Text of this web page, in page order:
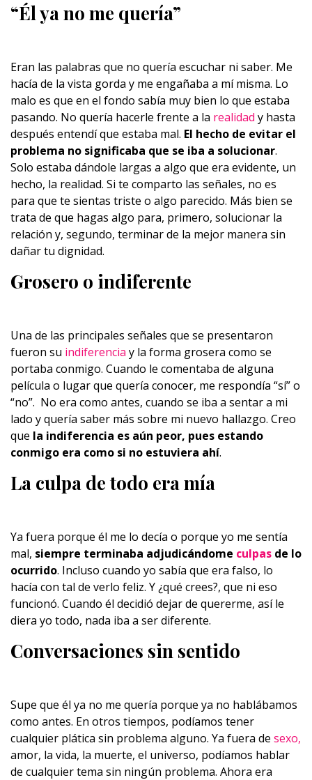
“Él ya no me quería”
Eran las palabras que no quería escuchar ni saber. Me
hacía de la vista gorda y me engañaba a mí misma. Lo
malo es que en el fondo sabía muy bien lo que estaba
pasando. No quería hacerle frente a la realidad y hasta
después entendí que estaba mal. El hecho de evitar el
problema no significaba que se iba a solucionar.
Solo estaba dándole largas a algo que era evidente, un
hecho, la realidad. Si te comparto las señales, no es
para que te sientas triste o algo parecido. Más bien se
trata de que hagas algo para, primero, solucionar la
relación y, segundo, terminar de la mejor manera sin
dañar tu dignidad.
Grosero o indiferente
Una de las principales señales que se presentaron
fueron su indiferencia y la forma grosera como se
portaba conmigo. Cuando le comentaba de alguna
película o lugar que quería conocer, me respondía “sí” o
“no”. No era como antes, cuando se iba a sentar a mi
lado y quería saber más sobre mi nuevo hallazgo. Creo
que la indiferencia es aún peor, pues estando
conmigo era como si no estuviera ahí.
La culpa de todo era mía
Ya fuera porque él me lo decía o porque yo me sentía
mal, siempre terminaba adjudicándome culpas de lo
ocurrido. Incluso cuando yo sabía que era falso, lo
hacía con tal de verlo feliz. Y ¿qué crees?, que ni eso
funcionó. Cuando él decidió dejar de quererme, así le
diera yo todo, nada iba a ser diferente.
Conversaciones sin sentido
Supe que él ya no me quería porque ya no hablábamos
como antes. En otros tiempos, podíamos tener
cualquier plática sin problema alguno. Ya fuera de sexo,
amor, la vida, la muerte, el universo, podíamos hablar
de cualquier tema sin ningún problema. Ahora era